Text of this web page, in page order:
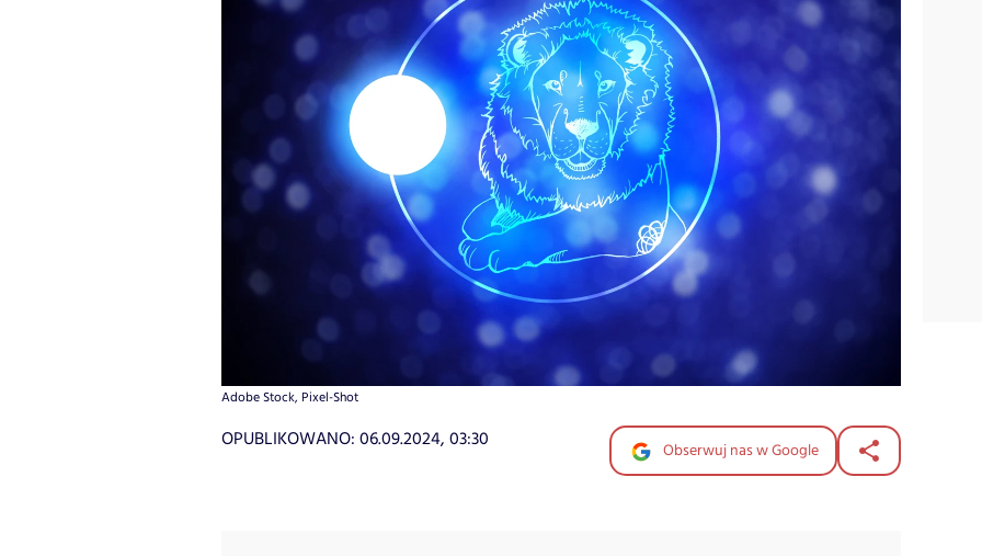
Adobe Stock, Pixel-Shot
OPUBLIKOWANO: 06.09.2024, 03:30 Obserwuj nas w Google